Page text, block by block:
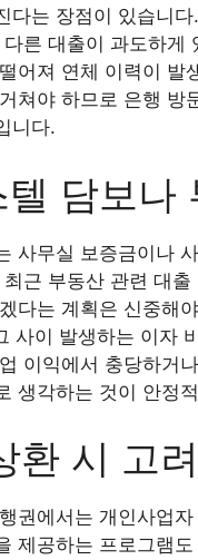
다는 장점이 있습니
른 대출이 과도하게
어져 연체 이력이 발
쳐야 하므로 은행 방
니다.
텔 담보나
사무실 보증금이나
근 부동산 관련 대
다는 계획은 신중해
사이 발생하는 이자
이익에서 충당하거
생각하는 것이 안정
환 시 고
권에서는 개인사업
제공하는 프로그램